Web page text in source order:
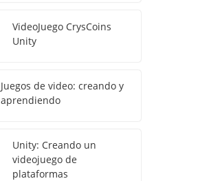
VideoJuego CrysCoins
Unity
Juegos de video: creando y
aprendiendo
Unity: Creando un
videojuego de
plataformas